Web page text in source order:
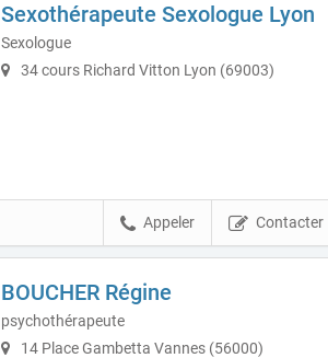
Sexothérapeute Sexologue Lyon
Sexologue
34 cours Richard Vitton Lyon (69003)
Contacter
Appeler
BOUCHER Régine
psychothérapeute
14 Place Gambetta Vannes (56000)